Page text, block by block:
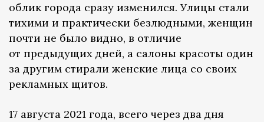
облик города сразу изменился. Улицы стали
тихими и практически безлюдными, женщин
почти не было видно, в отличие
от предыдущих дней, а салоны красоты один
за другим стирали женские лица со своих
рекламных щитов.
17 августа 2021 года, всего через два дня